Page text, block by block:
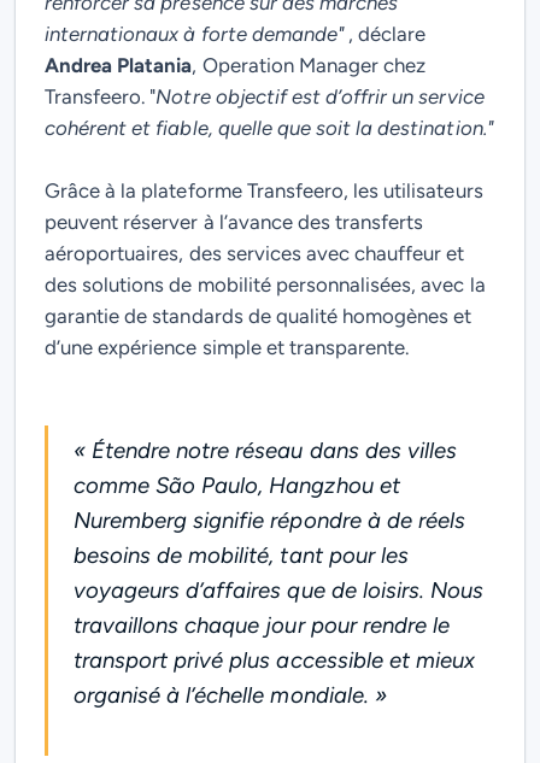
internationaux à forte demande", déclare
Andrea Platania, Operation Manager chez
Transfeero. "Notre objectif est d’offrir un service
cohérent et fiable, quelle que soit la destination."
Grâce à la plateforme Transfeero, les utilisateurs
peuvent réserver à l’avance des transferts
aéroportuaires, des services avec chauffeur et
des solutions de mobilité personnalisées, avec la
garantie de standards de qualité homogènes et
d’une expérience simple et transparente.
« Étendre notre réseau dans des villes
comme São Paulo, Hangzhou et
Nuremberg signifie répondre à de réels
besoins de mobilité, tant pour les
voyageurs d’affaires que de loisirs. Nous
travaillons chaque jour pour rendre le
transport privé plus accessible et mieux
organisé à l’échelle mondiale. »